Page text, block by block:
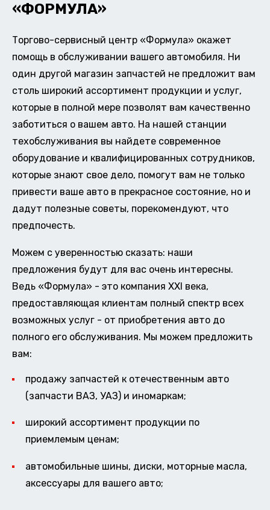
«ФОРМУЛА»
Торгово-сервисный центр «Формула» окажет
помощь в обслуживании вашего автомобиля. Ни
один другой магазин запчастей не предложит вам
столь широкий ассортимент продукции и услуг,
которые в полной мере позволят вам качественно
заботиться о вашем авто. На нашей станции
техобслуживания вы найдете современное
оборудование и квалифицированных сотрудников,
которые знают свое дело, помогут вам не только
привести ваше авто в прекрасное состояние, но и
дадут полезные советы, порекомендуют, что
предпочесть.
Можем с уверенностью сказать: наши
предложения будут для вас очень интересны.
Ведь «Формула» - это компания XXI века,
предоставляющая клиентам полный спектр всех
возможных услуг - от приобретения авто до
полного его обслуживания. Мы можем предложить
вам:
продажу запчастей к отечественным авто
(запчасти ВАЗ, УАЗ) и иномаркам;
широкий ассортимент продукции по
приемлемым ценам;
автомобильные шины, диски, моторные масла,
аксессуары для вашего авто;